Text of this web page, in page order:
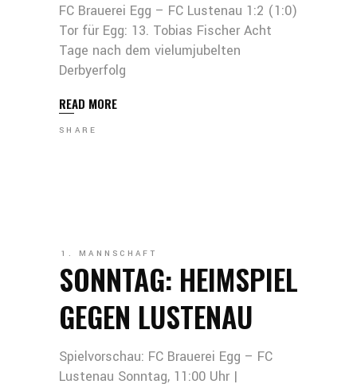
FC Brauerei Egg – FC Lustenau 1:2 (1:0)
Tor für Egg: 13. Tobias Fischer Acht
Tage nach dem vielumjubelten
Derbyerfolg
READ MORE
SHARE
1. MANNSCHAFT
SONNTAG: HEIMSPIEL
GEGEN LUSTENAU
Spielvorschau: FC Brauerei Egg – FC
Lustenau Sonntag, 11:00 Uhr |